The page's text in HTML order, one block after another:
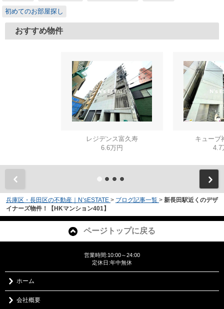
初めてのお部屋探し
おすすめ物件
レジデンス富久寿
6.6万円
キューブ
4.7
兵庫区・長田区の不動産｜N’sESTATE > ブログ記事一覧 > 新長田駅近くのデザ
イナーズ物件！【HKマンション401】
ページトップに戻る
営業時間:10:00～24:00
定休日:年中無休
ホーム
会社概要